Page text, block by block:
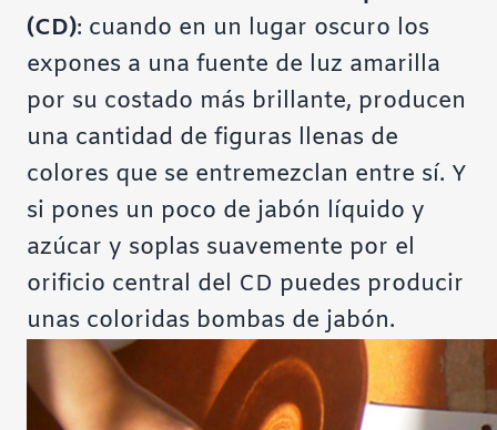
(CD): cuando en un lugar oscuro los
expones a una fuente de luz amarilla
por su costado más brillante, producen
una cantidad de figuras llenas de
colores que se entremezclan entre sí. Y
si pones un poco de jabón líquido y
azúcar y soplas suavemente por el
orificio central del CD puedes producir
unas coloridas bombas de jabón.